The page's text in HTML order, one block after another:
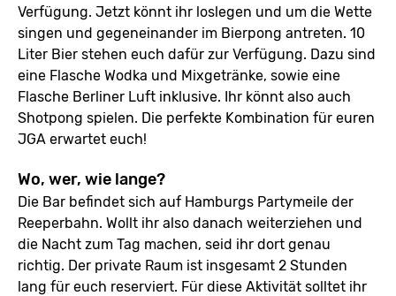
Verfügung. Jetzt könnt ihr loslegen und um die Wette
singen und gegeneinander im Bierpong antreten. 10
Liter Bier stehen euch dafür zur Verfügung. Dazu sind
eine Flasche Wodka und Mixgetränke, sowie eine
Flasche Berliner Luft inklusive. Ihr könnt also auch
Shotpong spielen. Die perfekte Kombination für euren
JGA erwartet euch!
Wo, wer, wie lange?
Die Bar befindet sich auf Hamburgs Partymeile der
Reeperbahn. Wollt ihr also danach weiterziehen und
die Nacht zum Tag machen, seid ihr dort genau
richtig. Der private Raum ist insgesamt 2 Stunden
lang für euch reserviert. Für diese Aktivität solltet ihr